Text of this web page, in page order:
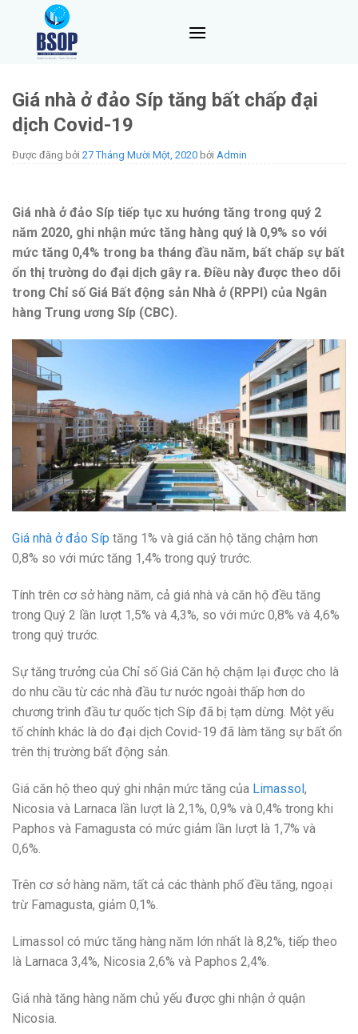
content
Giá nhà ở đảo Síp tăng bất chấp đại
dịch Covid-19
Được đăng bởi 27 Tháng Mười Một, 2020 bởi Admin
Giá nhà ở đảo Síp tiếp tục xu hướng tăng trong quý 2
năm 2020, ghi nhận mức tăng hàng quý là 0,9% so với
mức tăng 0,4% trong ba tháng đầu năm, bất chấp sự bất
ổn thị trường do đại dịch gây ra. Điều này được theo dõi
trong Chỉ số Giá Bất động sản Nhà ở (RPPI) của Ngân
hàng Trung ương Síp (CBC).
Giá nhà ở đảo Síp tăng 1% và giá căn hộ tăng chậm hơn
0,8% so với mức tăng 1,4% trong quý trước.
Tính trên cơ sở hàng năm, cả giá nhà và căn hộ đều tăng
trong Quý 2 lần lượt 1,5% và 4,3%, so với mức 0,8% và 4,6%
trong quý trước.
Sự tăng trưởng của Chỉ số Giá Căn hộ chậm lại được cho là
do nhu cầu từ các nhà đầu tư nước ngoài thấp hơn do
chương trình đầu tư quốc tịch Síp đã bị tạm dừng. Một yếu
tố chính khác là do đại dịch Covid-19 đã làm tăng sự bất ổn
trên thị trường bất động sản.
Giá căn hộ theo quý ghi nhận mức tăng của Limassol,
Nicosia và Larnaca lần lượt là 2,1%, 0,9% và 0,4% trong khi
Paphos và Famagusta có mức giảm lần lượt là 1,7% và
0,6%.
Trên cơ sở hàng năm, tất cả các thành phố đều tăng, ngoại
trừ Famagusta, giảm 0,1%.
Limassol có mức tăng hàng năm lớn nhất là 8,2%, tiếp theo
là Larnaca 3,4%, Nicosia 2,6% và Paphos 2,4%.
Giá nhà tăng hàng năm chủ yếu được ghi nhận ở quận
Nicosia.